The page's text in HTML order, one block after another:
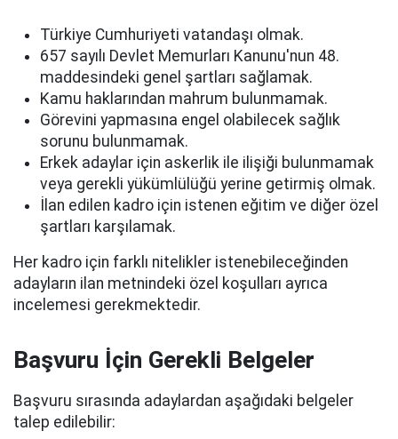
Türkiye Cumhuriyeti vatandaşı olmak.
657 sayılı Devlet Memurları Kanunu'nun 48.
maddesindeki genel şartları sağlamak.
Kamu haklarından mahrum bulunmamak.
Görevini yapmasına engel olabilecek sağlık
sorunu bulunmamak.
Erkek adaylar için askerlik ile ilişiği bulunmamak
veya gerekli yükümlülüğü yerine getirmiş olmak.
İlan edilen kadro için istenen eğitim ve diğer özel
şartları karşılamak.
Her kadro için farklı nitelikler istenebileceğinden
adayların ilan metnindeki özel koşulları ayrıca
incelemesi gerekmektedir.
Başvuru İçin Gerekli Belgeler
Başvuru sırasında adaylardan aşağıdaki belgeler
talep edilebilir: